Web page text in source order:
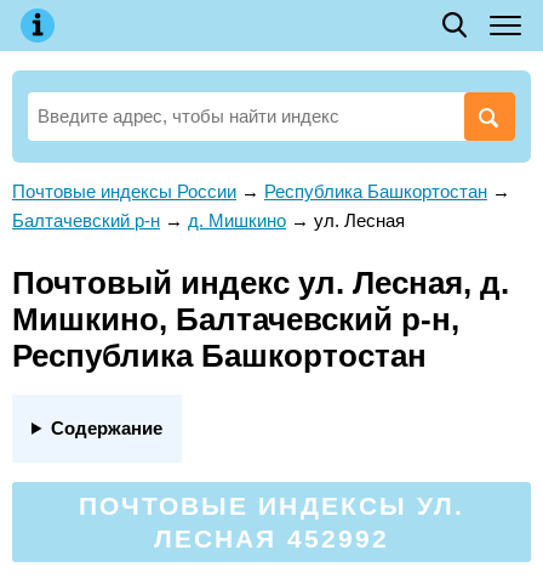
Почтовые индексы России → Республика Башкортостан →
Балтачевский р-н → д. Мишкино → ул. Лесная
Почтовый индекс ул. Лесная, д.
Мишкино, Балтачевский р-н,
Республика Башкортостан
Содержание
ПОЧТОВЫЕ ИНДЕКСЫ УЛ.
ЛЕСНАЯ 452992